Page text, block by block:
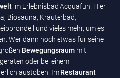
im Erlebnisbad Acquafun. Hier
Biosauna, Kräuterbad,
und vieles mehr, um es
Wer dann noch etwas für seine
Bewegungsraum mit
oder bei einem
austoben. Im Restaurant